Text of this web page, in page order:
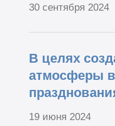
30 сентября 2024
В целях
атмосферы
19 июня 2024